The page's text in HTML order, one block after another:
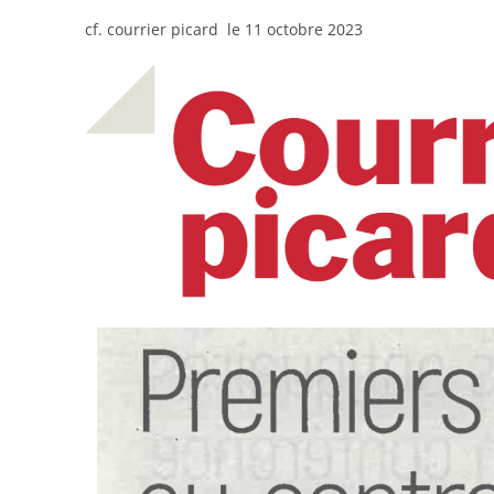
cf. courrier picard le 11 octobre 2023